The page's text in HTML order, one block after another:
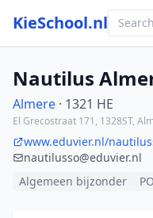
KieSchool.nl
Nautilus
Almere · 1321 HE
El Grecostraat 171, 1328ST,
www.eduvier.nl/
nautilusso@eduvier.nl
Algemeen bijzonder